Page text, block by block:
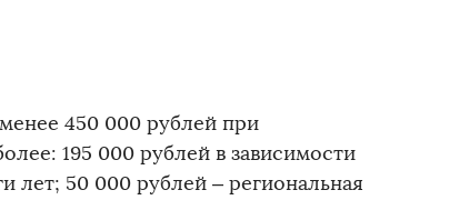
450 000 рублей при
️195 000 рублей в зависимости
лет; ️50 000 рублей – региональная